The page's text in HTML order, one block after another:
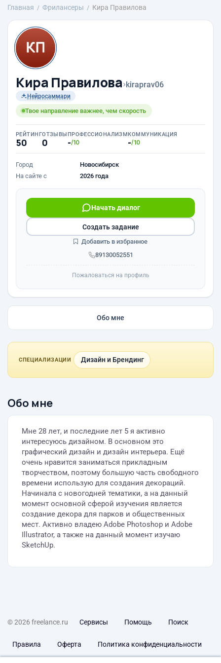
Главная Фрилансеры Кира Правилова
Кира Правилова›kiraprav06
Нейросаммари
Твое направление важнее, чем скорость
РЕЙТИНГ
50
ОТЗЫВЫ
0
ПРОФЕССИОНАЛИЗМ
-/10
КОММУНИКАЦИЯ
-/10
Город
Новосибирск
На сайте с
2026 года
89130052551
Начать диалог
Создать задание
Добавить в избранное
Пожаловаться на профиль
Обо мне
СПЕЦИАЛИЗАЦИИ Дизайн и Брендинг
Обо мне
Мне 28 лет, и последние лет 5 я активно
интересуюсь дизайном. В основном это
графический дизайн и дизайн интерьера. Ещё
очень нравится заниматься прикладным
творчеством, поэтому большую часть свободного
времени использую для создания декораций.
Начинала с новогодней тематики, а на данный
момент основной сферой изучения является
создание декора для парков и общественных
мест. Активно владею Adobe Photoshop и Adobe
Illustrator, а также на данный момент изучаю
SketchUp.
© 2026 freelance.ru Сервисы Помощь Поиск
Правила Оферта Политика конфиденциальности